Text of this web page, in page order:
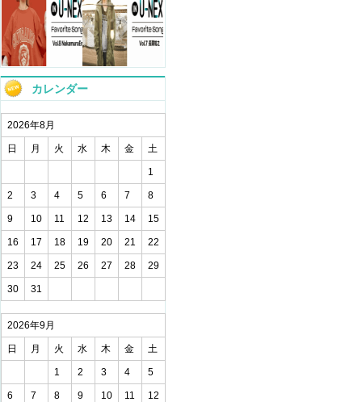
カレンダー
2026年8月
日 月 火 水 木 金 土
1
2 3 4 5 6 7 8
9 10 11 12 13 14 15
16 17 18 19 20 21 22
23 24 25 26 27 28 29
30 31
2026年9月
日 月 火 水 木 金 土
1 2 3 4 5
6 7 8 9 10 11 12